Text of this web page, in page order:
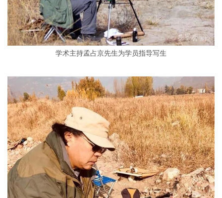
学术主持孟占京先生为学员指导写生